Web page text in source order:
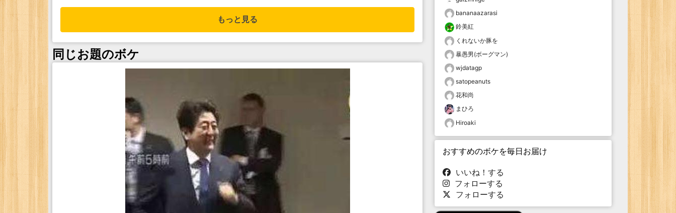
もっと見る
同じお題のボケ
bananaazarasi
鈴美紅
くれないか豚を
暴愚男(ボーグマン)
wjdatagp
satopeanuts
花和尚
まひろ
Hiroaki
おすすめのボケを毎日お届け
いいね！する
フォローする
フォローする